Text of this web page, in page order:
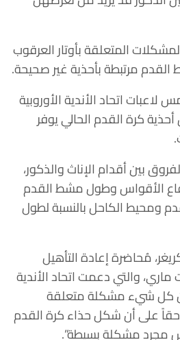
المتعلقة بأوتار العرقوب
مرتبطة بأحذية غير صحيحة.
اتحاد الأندية الأوروبية
كرة القدم الحالي يوفر
بين أقدام الإناث والذكور،
الأقواس وطول مشط القدم
ومحيط الكاحل بالنسبة لطول
مُحاضرة إعادة التأهيل
والتي دعمت اتحاد الأندية
كل شيء مشكلة متعلقة
حقاً على أن شكل حذاء كرة القدم
مجرد مشكلة بسيطة”.